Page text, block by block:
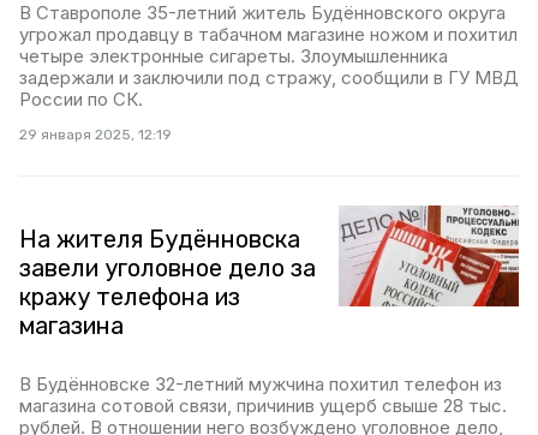
В Ставрополе 35-летний житель Будённовского округа
угрожал продавцу в табачном магазине ножом и похитил
четыре электронные сигареты. Злоумышленника
задержали и заключили под стражу, сообщили в ГУ МВД
России по СК.
29 января 2025, 12:19
На жителя Будённовска
завели уголовное дело за
кражу телефона из
магазина
В Будённовске 32-летний мужчина похитил телефон из
магазина сотовой связи, причинив ущерб свыше 28 тыс.
рублей. В отношении него возбуждено уголовное дело,